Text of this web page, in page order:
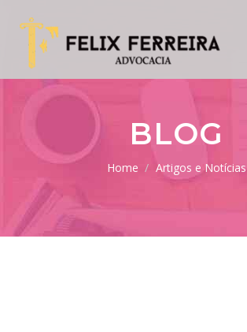
BLOG
Home Artigos e Notícias